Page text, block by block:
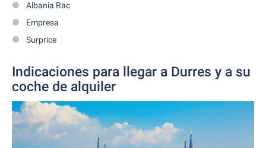
Albania Rac
Empresa
Surprice
Indicaciones para llegar a Durres y a su
coche de alquiler